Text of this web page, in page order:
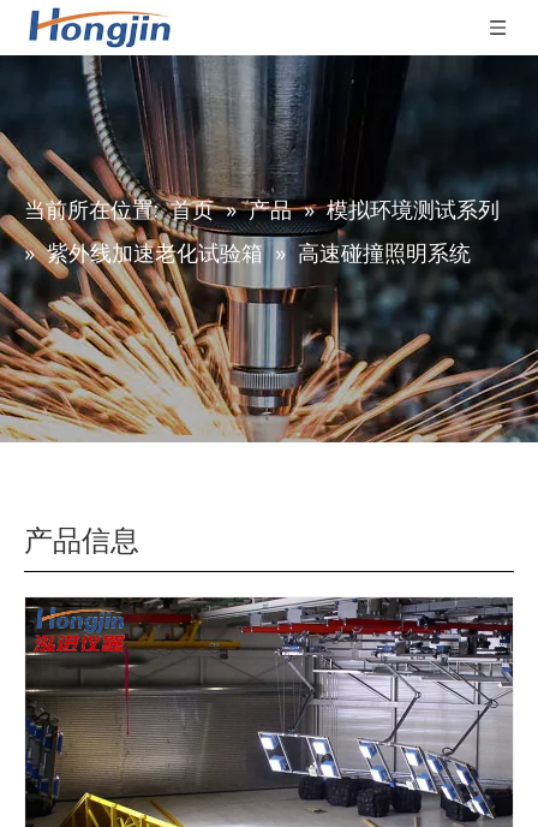
当前所在位置: 首页 » 产品 » 模拟环境测试系列
» 紫外线加速老化试验箱 » 高速碰撞照明系统
产品信息